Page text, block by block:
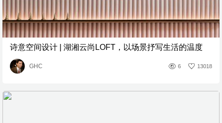
诗意空间设计 | 湖湘云尚LOFT，以场景抒写生活的温度
GHC 6 13018